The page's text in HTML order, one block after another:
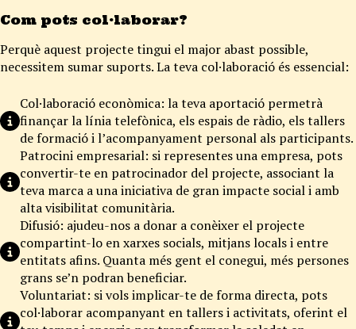
Com pots col·laborar?
Perquè aquest projecte tingui el major abast possible,
necessitem sumar suports. La teva col·laboració és essencial:
Col·laboració econòmica: la teva aportació permetrà
finançar la línia telefònica, els espais de ràdio, els tallers
de formació i l’acompanyament personal als participants.
Patrocini empresarial: si representes una empresa, pots
convertir-te en patrocinador del projecte, associant la
teva marca a una iniciativa de gran impacte social i amb
alta visibilitat comunitària.
Difusió: ajudeu-nos a donar a conèixer el projecte
compartint-lo en xarxes socials, mitjans locals i entre
entitats afins. Quanta més gent el conegui, més persones
grans se’n podran beneficiar.
Voluntariat: si vols implicar-te de forma directa, pots
col·laborar acompanyant en tallers i activitats, oferint el